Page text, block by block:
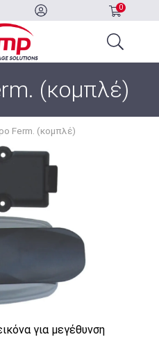
0
(κομπλέ)
Ferm. (κομπλέ)
για μεγέθυνση